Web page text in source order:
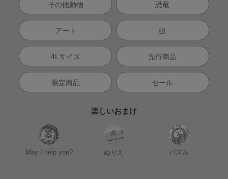
その他動物 恐竜
アート 虫
4Lサイズ 先行商品
限定商品 セール
楽しいおまけ
May I help you? ぬりえ パズル